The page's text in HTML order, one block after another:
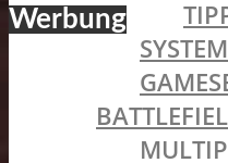
Werbung